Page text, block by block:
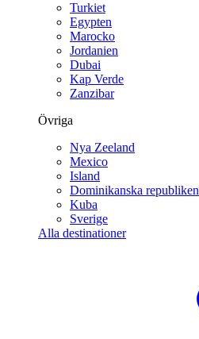
Turkiet
Egypten
Marocko
Jordanien
Dubai
Kap Verde
Zanzibar
Övriga
Nya Zeeland
Mexico
Island
Dominikanska republiken
Kuba
Sverige
Alla destinationer